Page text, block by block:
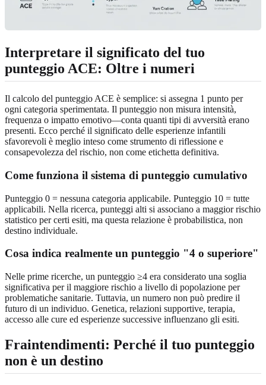
Interpretare il significato del tuo
punteggio ACE: Oltre i numeri
Il calcolo del punteggio ACE è semplice: si assegna 1 punto per
ogni categoria sperimentata. Il punteggio non misura intensità,
frequenza o impatto emotivo—conta quanti tipi di avversità erano
presenti. Ecco perché il significato delle esperienze infantili
sfavorevoli è meglio inteso come strumento di riflessione e
consapevolezza del rischio, non come etichetta definitiva.
Come funziona il sistema di punteggio cumulativo
Punteggio 0 = nessuna categoria applicabile. Punteggio 10 = tutte
applicabili. Nella ricerca, punteggi alti si associano a maggior rischio
statistico per certi esiti, ma questa relazione è probabilistica, non
destino individuale.
Cosa indica realmente un punteggio "4 o superiore"
Nelle prime ricerche, un punteggio ≥4 era considerato una soglia
significativa per il maggiore rischio a livello di popolazione per
problematiche sanitarie. Tuttavia, un numero non può predire il
futuro di un individuo. Genetica, relazioni supportive, terapia,
accesso alle cure ed esperienze successive influenzano gli esiti.
Fraintendimenti: Perché il tuo punteggio
non è un destino